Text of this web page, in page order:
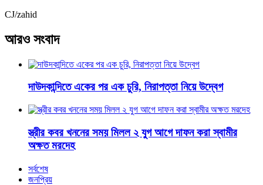
CJ/zahid
আরও সংবাদ
দাউদকান্দিতে একের পর এক চুরি, নিরাপত্তা নিয়ে উদ্বেগ
স্ত্রীর কবর খননের সময় মিলল ২ যুগ আগে দাফন করা স্বামীর
অক্ষত মরদেহ
সর্বশেষ
জনপ্রিয়